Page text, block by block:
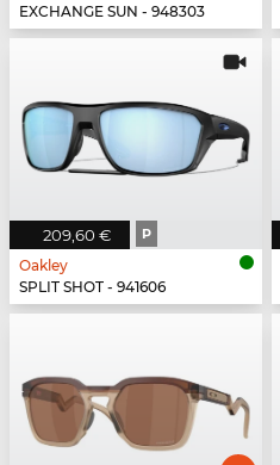
EXCHANGE SUN - 948303
209,60 € P
Oakley
SPLIT SHOT - 941606